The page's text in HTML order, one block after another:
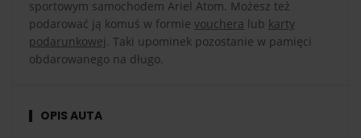
sportowym samochodem Ariel Atom. Możesz też
podarować ją komuś w formie vouchera lub karty
podarunkowej. Taki upominek pozostanie w pamięci
obdarowanego na długo.
OPIS AUTA